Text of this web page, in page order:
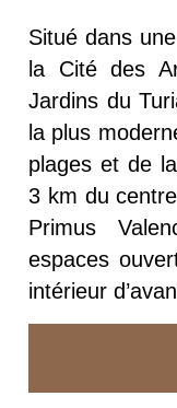
Situé dans
la Cité des
Jardins du
la plus
plages et de
3 km du
Primus
espaces
intérieur